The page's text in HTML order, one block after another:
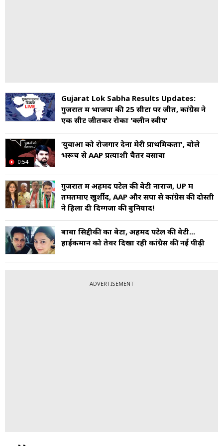
Gujarat Lok Sabha Results Updates:
गुजरात में भाजपा की 25 सीटों पर जीत, कांग्रेेस ने
एक सीट जीतकर रोका 'क्लीन स्वीप'
0:54
‘युवाओं को रोजगार देना मेरी प्राथमिकता', बोले
भरूच से AAP प्रत्याशी चैतर वसावा
गुजरात में अहमद पटेल की बेटी नाराज, UP में
तमतमाए खुर्शीद, AAP और सपा से कांग्रेस की दोस्ती
ने हिला दी दिग्गजों की बुनियाद!
बाबा सिद्दीकी का बेटा, अहमद पटेल की बेटी...
हाईकमान को तेवर दिखा रही कांग्रेस की नई पीढ़ी
ADVERTISEMENT